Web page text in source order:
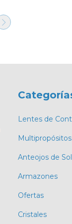
Lentes de
Multipropósitos
Anteojos de Sol
Armazones
Ofertas
Cristales